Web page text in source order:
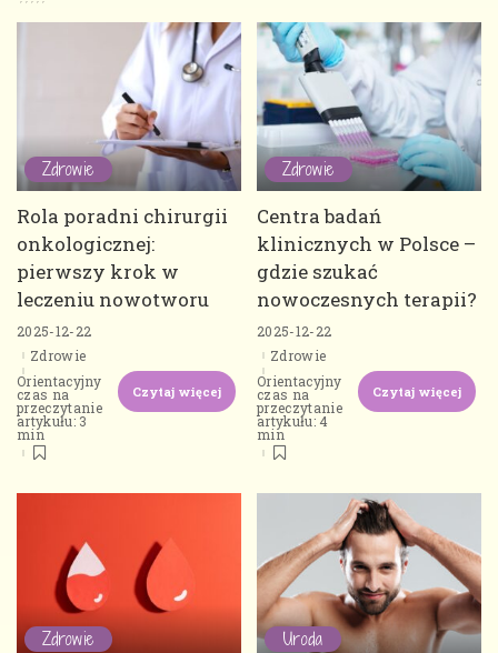
Zdrowie
Rola poradni chirurgii
onkologicznej:
pierwszy krok w
leczeniu nowotworu
2025-12-22
Zdrowie
Orientacyjny
czas na
przeczytanie
artykułu: 3
min
Czytaj więcej
Zdrowie
Centra badań
klinicznych w Polsce –
gdzie szukać
nowoczesnych terapii?
2025-12-22
Zdrowie
Orientacyjny
czas na
przeczytanie
artykułu: 4
min
Czytaj więcej
Zdrowie Uroda